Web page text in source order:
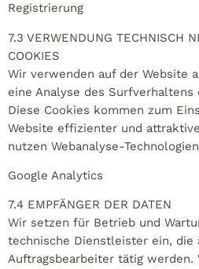
Registrierung
7.3 VERWENDUNG TECHNISCH
COOKIES
Wir verwenden auf der Website
eine Analyse des
Diese Cookies kommen zum
Website effizienter und
nutzen Webanalyse-
Google Analytics
7.4 EMPFÄNGER DER DATEN
Wir setzen für Betrieb und
technische Dienstleister ein, die
Auftragsbearbeiter tätig werden.